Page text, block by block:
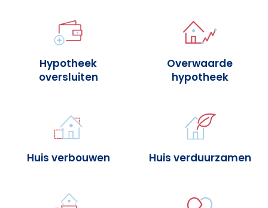
Hypotheek
oversluiten
Overwaarde
hypotheek
Huis verbouwen Huis verduurzamen